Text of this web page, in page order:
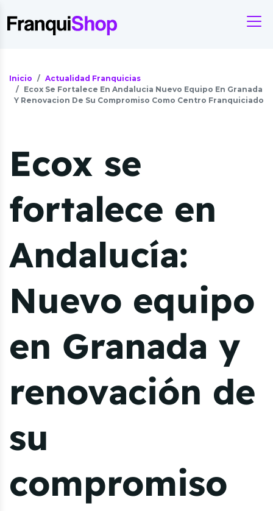
Inicio
Actualidad Franquicias
Ecox Se Fortalece En Andalucia Nuevo Equipo En Granada
Y Renovacion De Su Compromiso Como Centro Franquiciado
Ecox se
fortalece en
Andalucía:
Nuevo equipo
en Granada y
renovación de
su
compromiso